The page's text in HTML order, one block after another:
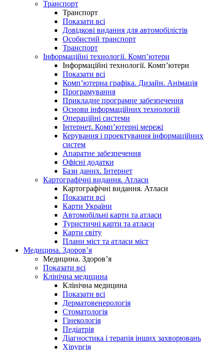
Транспорт
Транспорт
Показати всі
Довідкові видання для автомобілістів
Особистий транспорт
Транспорт
Інформаційні технології. Комп’ютери
Інформаційні технології. Комп’ютери
Показати всі
Комп’ютерна графіка. Дизайн. Анімація
Програмування
Прикладне програмне забезпечення
Основи інформаційних технологій
Операційні системи
Інтернет. Комп’ютерні мережі
Керування і проектування інформаційних
систем
Апаратне забезпечення
Офісні додатки
Бази даних. Інтернет
Картографічні видання. Атласи
Картографічні видання. Атласи
Показати всі
Карти України
Автомобільні карти та атласи
Туристичні карти та атласи
Карти світу
Плани міст та атласи міст
Медицина. Здоров’я
Медицина. Здоров’я
Показати всі
Клінічна медицина
Клінічна медицина
Показати всі
Дерматовенерологія
Стоматологія
Гінекологія
Педіатрія
Діагностика і терапія інших захворювань
Хірургія